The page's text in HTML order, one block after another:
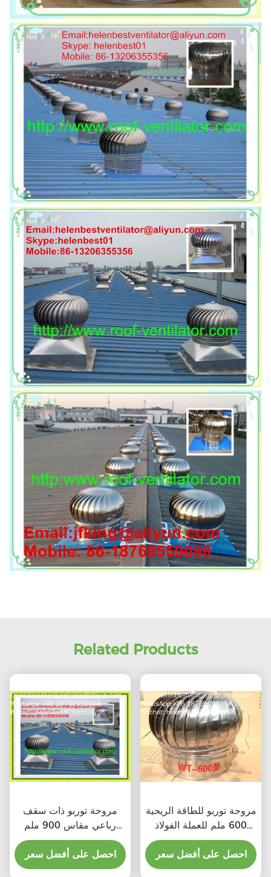
Related Products
مروحة توربو ذات سقف
رباعي مقاس 900 ملم
للصلب المقاوم للصدأ
احصل على أفضل سعر
مروحة توربو للطاقة الريحية
600 ملم للعملة الفولاذ
المقاوم للصدأ
احصل على أفضل سعر